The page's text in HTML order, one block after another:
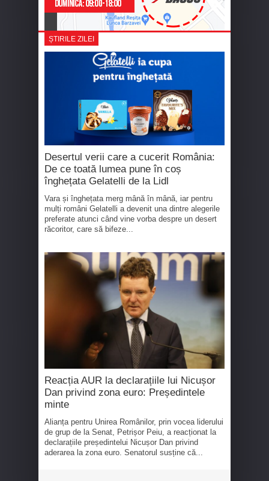
ȘTIRILE ZILEI
Desertul verii care a cucerit România:
De ce toată lumea pune în coș
înghețata Gelatelli de la Lidl
Vara și înghețata merg mână în mână, iar pentru
mulți români Gelatelli a devenit una dintre alegerile
preferate atunci când vine vorba despre un desert
răcoritor, care să bifeze...
Reacția AUR la declarațiile lui Nicușor
Dan privind zona euro: Președintele
minte
Alianța pentru Unirea Românilor, prin vocea liderului
de grup de la Senat, Petrișor Peiu, a reacționat la
declarațiile președintelui Nicușor Dan privind
aderarea la zona euro. Senatorul susține că...